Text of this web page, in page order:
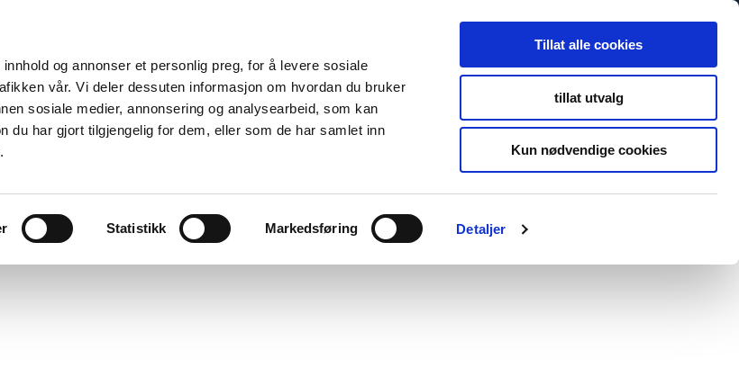
og annonser et personlig preg, for å levere sosiale
vår. Vi deler dessuten informasjon om hvordan du bruker
sosiale medier, annonsering og analysearbeid, som kan
du har gjort tilgjengelig for dem, eller som de har samlet inn
Statistikk Markedsføring Detaljer
Tillat alle cookies
tillat utvalg
Kun nødvendige cookies